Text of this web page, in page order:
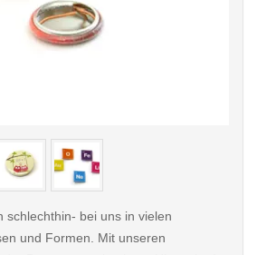
schlechthin- bei uns in vielen
und Formen. Mit unseren